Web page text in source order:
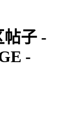
子 -
-